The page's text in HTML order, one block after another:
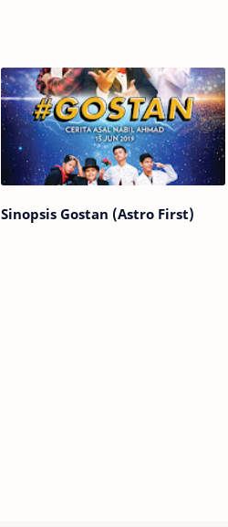
Sinopsis Gostan (Astro First)